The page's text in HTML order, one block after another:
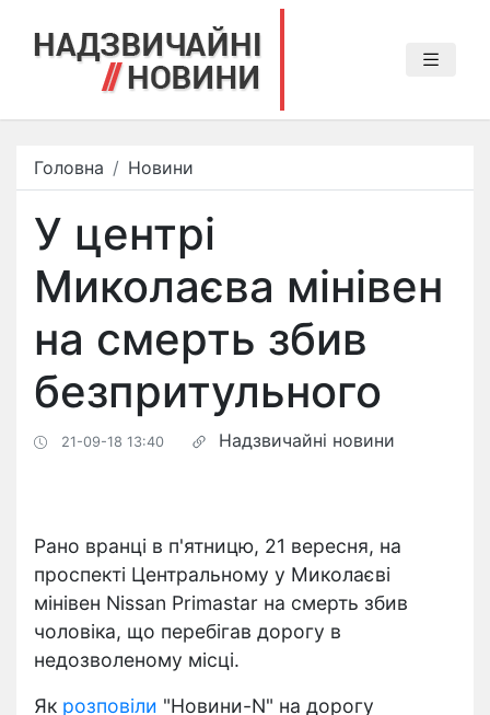
Головна Новини
У центрі
Миколаєва мінівен
на смерть збив
безпритульного
21-09-18 13:40 Надзвичайні новини
Рано вранці в п'ятницю, 21 вересня, на
проспекті Центральному у Миколаєві
мінівен Nissan Primastar на смерть збив
чоловіка, що перебігав дорогу в
недозволеному місці.
Як розповіли "Новини-N" на дорогу